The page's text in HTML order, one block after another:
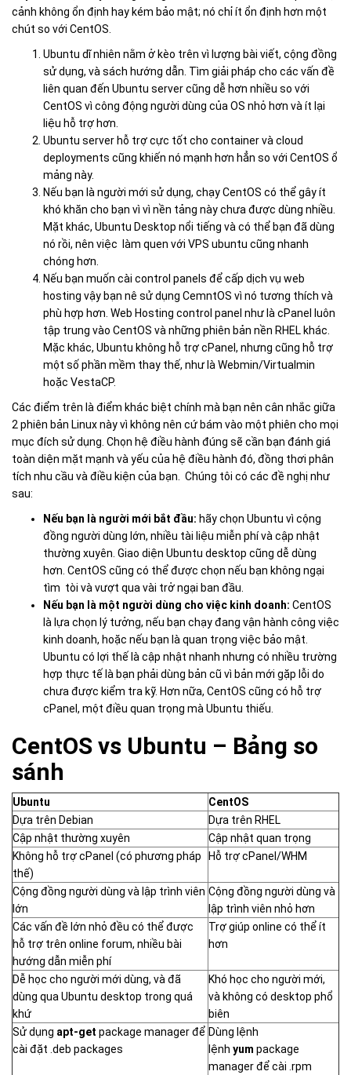
cảnh không ổn định hay kém bảo mật; nó chỉ ít ổn định hơn một
chút so với CentOS.
Ubuntu dĩ nhiên nằm ở kèo trên vì lượng bài viết, cộng đồng
sử dụng, và sách hướng dẫn. Tìm giải pháp cho các vấn đề
liên quan đến Ubuntu server cũng dễ hơn nhiều so với
CentOS vì công động người dùng của OS nhỏ hơn và ít lại
liệu hỗ trợ hơn.
Ubuntu server hỗ trợ cực tốt cho container và cloud
deployments cũng khiến nó mạnh hơn hẳn so với CentOS ổ
mảng này.
Nếu bạn là người mới sử dụng, chạy CentOS có thể gây ít
khó khăn cho bạn vì vì nền tảng này chưa được dùng nhiều.
Mặt khác, Ubuntu Desktop nổi tiếng và có thể bạn đã dùng
nó rồi, nên việc làm quen với VPS ubuntu cũng nhanh
chóng hơn.
Nếu bạn muốn cài control panels để cấp dịch vụ web
hosting vậy bạn nê sử dụng CemntOS vì nó tương thích và
phù hợp hơn. Web Hosting control panel như là cPanel luôn
tập trung vào CentOS và những phiên bản nền RHEL khác.
Mặc khác, Ubuntu không hỗ trợ cPanel, nhưng cũng hỗ trợ
một số phần mềm thay thế, như là Webmin/Virtualmin
hoặc VestaCP.
Các điểm trên là điểm khác biệt chính mà bạn nên cân nhắc giữa
2 phiên bản Linux này vì không nên cứ bám vào một phiên cho mọi
mục đích sử dụng. Chọn hệ điều hành đúng sẽ cần bạn đánh giá
toàn diện mặt mạnh và yếu của hệ điều hành đó, đồng thơi phân
tích nhu cầu và điều kiện của bạn. Chúng tôi có các đề nghị như
sau:
Nếu bạn là người mới bắt đầu: hãy chọn Ubuntu vì cộng
đồng người dùng lớn, nhiều tài liệu miễn phí và cập nhật
thường xuyên. Giao diện Ubuntu desktop cũng dễ dùng
hơn. CentOS cũng có thể được chọn nếu bạn không ngại
tìm tòi và vượt qua vài trở ngại ban đầu.
Nếu bạn là một người dùng cho việc kinh doanh: CentOS
là lựa chọn lý tưởng, nếu bạn chạy đang vận hành công việc
kinh doanh, hoặc nếu bạn là quan trọng việc bảo mật.
Ubuntu có lợi thế là cập nhật nhanh nhưng có nhiều trường
hợp thực tế là bạn phải dùng bản cũ vì bản mới gặp lỗi do
chưa được kiểm tra kỹ. Hơn nữa, CentOS cũng có hỗ trợ
cPanel, một điều quan trọng mà Ubuntu thiếu.
CentOS vs Ubuntu – Bảng so
sánh
Ubuntu
CentOS
Dựa trên Debian
Dựa trên RHEL
Cập nhật thường xuyên
Cập nhật quan trọng
Không hỗ trợ cPanel (có phương pháp
thế)
Hỗ trợ cPanel/WHM
Cộng đồng người dùng và lập trình viên
lớn
Cộng đồng người dùng và
lập trình viên nhỏ hơn
Các vấn đề lớn nhỏ đều có thể được
hỗ trợ trên online forum, nhiều bài
hướng dẫn miễn phí
Trợ giúp online có thể ít
hơn
Dễ học cho người mới dùng, và đã
dùng qua Ubuntu desktop trong quá
khứ
Khó học cho người mới,
và không có desktop phổ
biên
Sử dụng apt-get package manager để
cài đặt .deb packages
Dùng lệnh
lệnh yum package
manager để cài .rpm